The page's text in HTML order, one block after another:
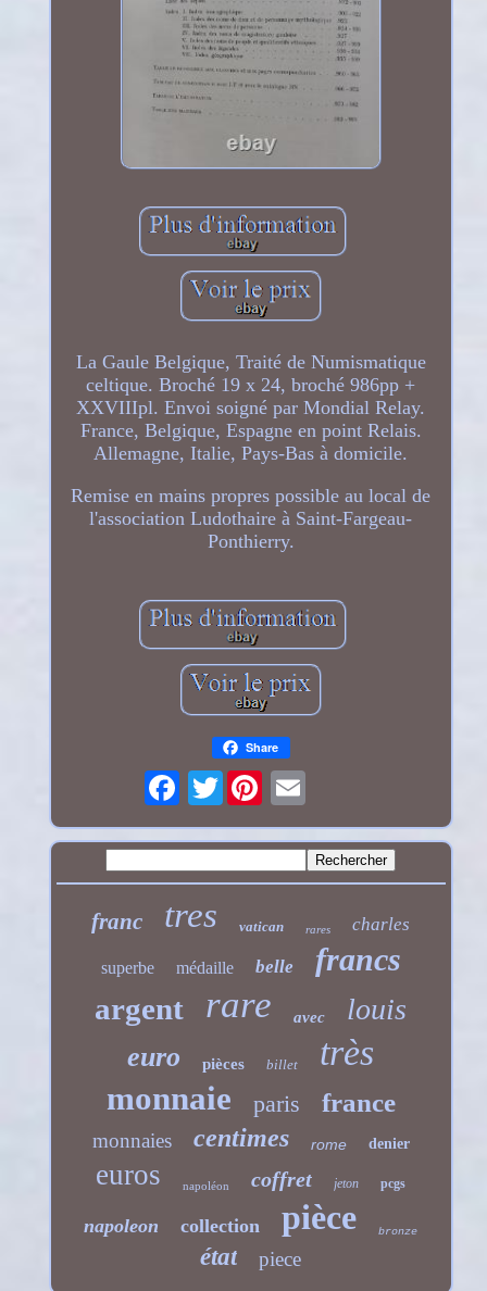
La Gaule Belgique, Traité de Numismatique
celtique. Broché 19 x 24, broché 986pp +
XXVIIIpl. Envoi soigné par Mondial Relay.
France, Belgique, Espagne en point Relais.
Allemagne, Italie, Pays-Bas à domicile.
Remise en mains propres possible au local de
l'association Ludothaire à Saint-Fargeau-
Ponthierry.
Share
Twitter
franc tres vatican rares charles
superbe médaille belle francs
argent rare avec louis
euro pièces billet très
monnaie paris france
monnaies centimes rome denier
euros napoléon coffret jeton pcgs
napoleon collection pièce bronze
état piece